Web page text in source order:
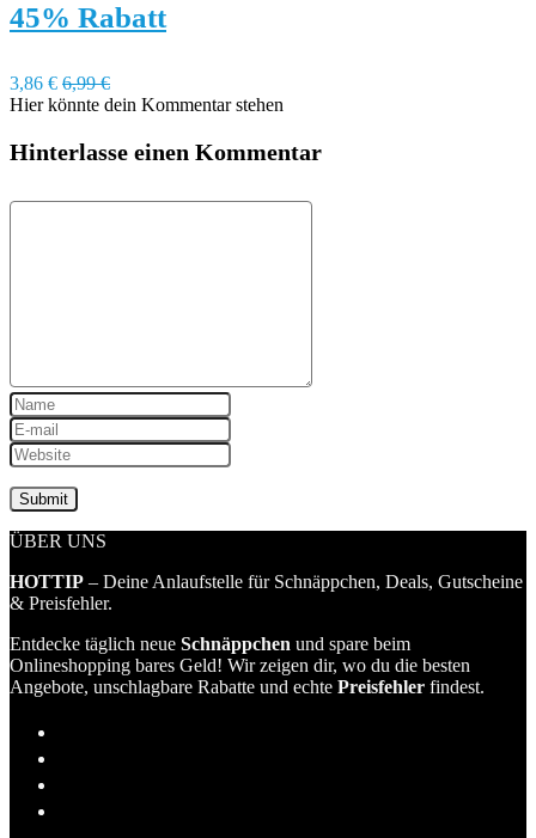
45% Rabatt
3,86 € 6,99 €
Hier könnte dein Kommentar stehen
Hinterlasse einen Kommentar
ÜBER UNS
HOTTIP – Deine Anlaufstelle für Schnäppchen, Deals, Gutscheine
& Preisfehler.
Entdecke täglich neue Schnäppchen und spare beim
Onlineshopping bares Geld! Wir zeigen dir, wo du die besten
Angebote, unschlagbare Rabatte und echte Preisfehler findest.